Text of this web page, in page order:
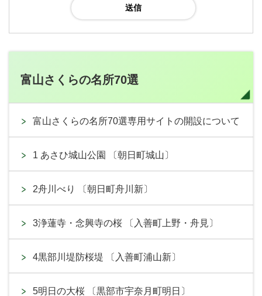
富山さくらの名所70選
富山さくらの名所70選専用サイトの開設について
1 あさひ城山公園 〔朝日町城山〕
2舟川べり 〔朝日町舟川新〕
3浄蓮寺・念興寺の桜 〔入善町上野・舟見〕
4黒部川堤防桜堤 〔入善町浦山新〕
5明日の大桜 〔黒部市宇奈月町明日〕